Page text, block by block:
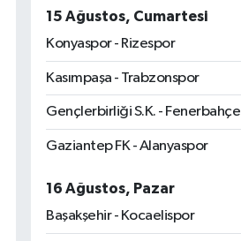
15 Ağustos, Cumartesi
Konyaspor - Rizespor
Kasımpaşa - Trabzonspor
Gençlerbirliği S.K. - Fenerbahçe
Gaziantep FK - Alanyaspor
16 Ağustos, Pazar
Başakşehir - Kocaelispor